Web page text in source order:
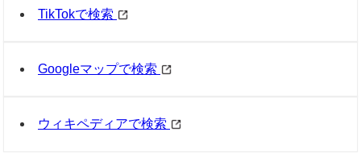
TikTokで検索
Googleマップで検索
ウィキペディアで検索